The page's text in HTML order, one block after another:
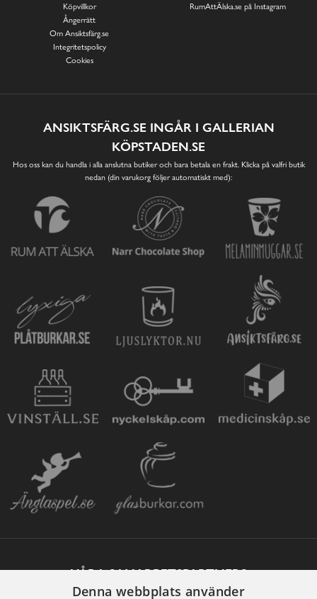
Köpvillkor
Ångerrätt
Om Ansiktsfärg.se
Integritetspolicy
Cookies
RumAttÄlska.se på Instagram
ANSIKTSFÄRG.SE INGÅR I GALLERIAN
KÖPSTADEN.SE
Hos oss kan du handla i alla anslutna butiker och bara betala en frakt. Klicka på valfri butik
nedan (din varukorg följer automatiskt med):
VÅRA SAMARBETSPARTNERS
Denna webbplats använder